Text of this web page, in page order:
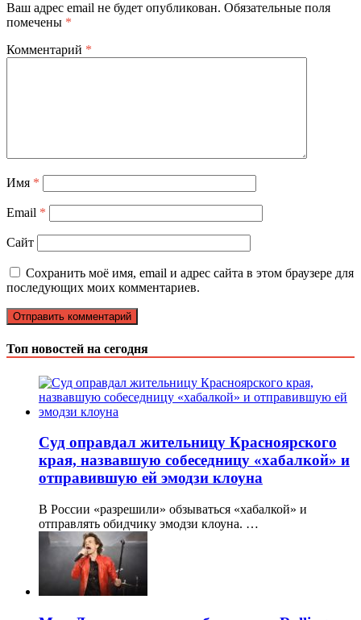
Ваш адрес email не будет опубликован. Обязательные поля
помечены *
Комментарий *
Имя *
Email *
Сайт
Сохранить моё имя, email и адрес сайта в этом браузере для
последующих моих комментариев.
Топ новостей на сегодня
Суд оправдал жительницу Красноярского
края, назвавшую собеседницу «хабалкой» и
отправившую ей эмодзи клоуна
В России «разрешили» обзываться «хабалкой» и
отправлять обидчику эмодзи клоуна. …